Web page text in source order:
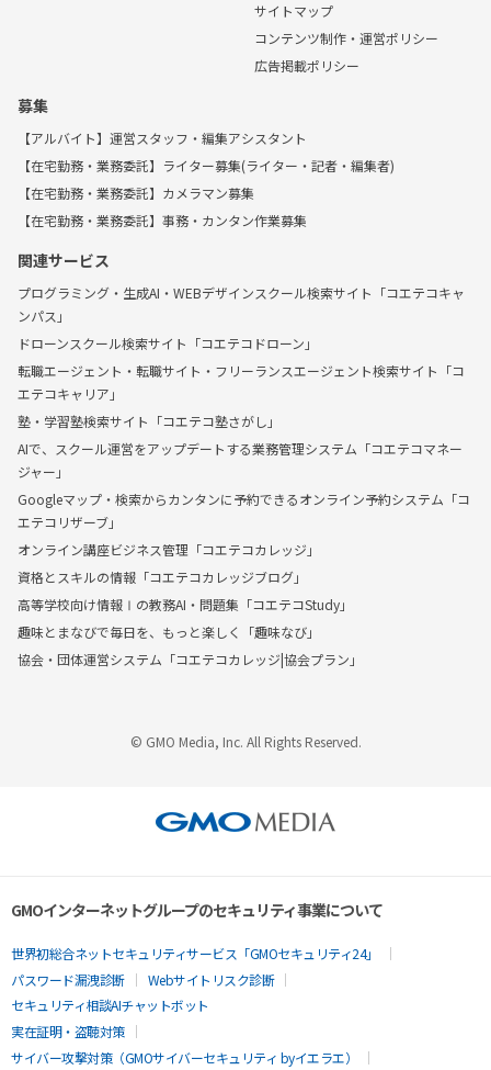
サイトマップ
コンテンツ制作・運営ポリシー
広告掲載ポリシー
募集
【アルバイト】運営スタッフ・編集アシスタント
【在宅勤務・業務委託】ライター募集(ライター・記者・編集者)
【在宅勤務・業務委託】カメラマン募集
【在宅勤務・業務委託】事務・カンタン作業募集
関連サービス
プログラミング・生成AI・WEBデザインスクール検索サイト「コエテコキャ
ンパス」
ドローンスクール検索サイト「コエテコドローン」
転職エージェント・転職サイト・フリーランスエージェント検索サイト「コ
エテコキャリア」
塾・学習塾検索サイト「コエテコ塾さがし」
AIで、スクール運営をアップデートする業務管理システム「コエテコマネー
ジャー」
Googleマップ・検索からカンタンに予約できるオンライン予約システム「コ
エテコリザーブ」
オンライン講座ビジネス管理「コエテコカレッジ」
資格とスキルの情報「コエテコカレッジブログ」
高等学校向け情報Ⅰの教務AI・問題集「コエテコStudy」
趣味とまなびで毎日を、もっと楽しく「趣味なび」
協会・団体運営システム「コエテコカレッジ|協会プラン」
© GMO Media, Inc. All Rights Reserved.
GMOインターネットグループのセキュリティ事業について
世界初総合ネットセキュリティサービス「GMOセキュリティ24」
パスワード漏洩診断
Webサイトリスク診断
セキュリティ相談AIチャットボット
実在証明・盗聴対策
サイバー攻撃対策（GMOサイバーセキュリティ byイエラエ）